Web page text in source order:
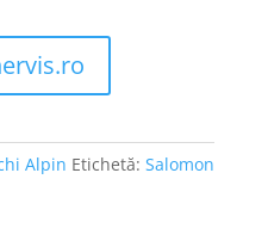
Alpin Etichetă: Salomon